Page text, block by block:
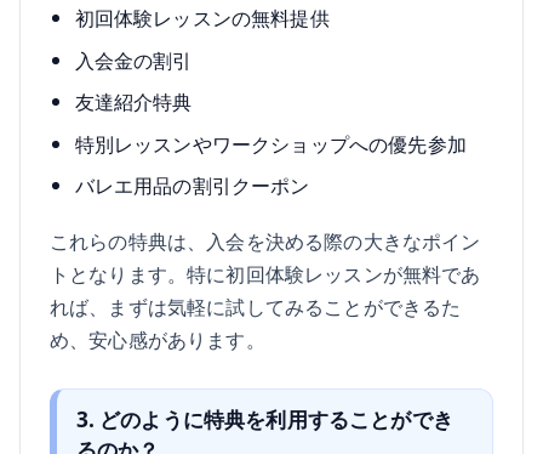
初回体験レッスンの無料提供
入会金の割引
友達紹介特典
特別レッスンやワークショップへの優先参加
バレエ用品の割引クーポン
これらの特典は、入会を決める際の大きなポイン
トとなります。特に初回体験レッスンが無料であ
れば、まずは気軽に試してみることができるた
め、安心感があります。
3. どのように特典を利用することができ